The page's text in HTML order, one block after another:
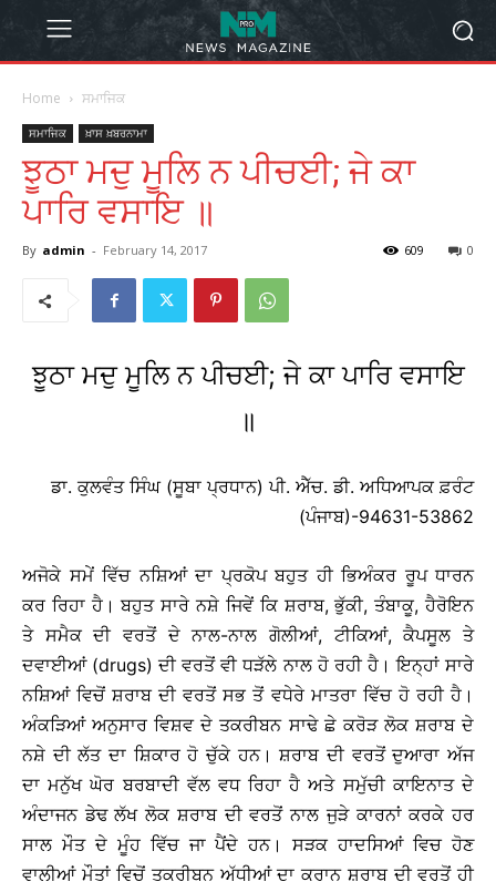
Home ਸਮਾਜਿਕ
ਸਮਾਜਿਕ ਖ਼ਾਸ ਖ਼ਬਰਨਾਮਾ
ਝੂਠਾ ਮਦੁ ਮੂਲਿ ਨ ਪੀਚਈ; ਜੇ ਕਾ
ਪਾਰਿ ਵਸਾਇ ॥
By admin - February 14, 2017 0
609
ਝੂਠਾ ਮਦੁ ਮੂਲਿ ਨ ਪੀਚਈ; ਜੇ ਕਾ ਪਾਰਿ ਵਸਾਇ
॥
ਡਾ. ਕੁਲਵੰਤ ਸਿੰਘ (ਸੂਬਾ ਪ੍ਰਧਾਨ) ਪੀ. ਐੱਚ. ਡੀ. ਅਧਿਆਪਕ ਫ਼ਰੰਟ
(ਪੰਜਾਬ)-94631-53862
ਅਜੋਕੇ ਸਮੇਂ ਵਿੱਚ ਨਸ਼ਿਆਂ ਦਾ ਪ੍ਰਕੋਪ ਬਹੁਤ ਹੀ ਭਿਅੰਕਰ ਰੂਪ ਧਾਰਨ
ਕਰ ਰਿਹਾ ਹੈ। ਬਹੁਤ ਸਾਰੇ ਨਸ਼ੇ ਜਿਵੇਂ ਕਿ ਸ਼ਰਾਬ, ਭੁੱਕੀ, ਤੰਬਾਕੂ, ਹੈਰੋਇਨ
ਤੇ ਸਮੈਕ ਦੀ ਵਰਤੋਂ ਦੇ ਨਾਲ-ਨਾਲ ਗੋਲੀਆਂ, ਟੀਕਿਆਂ, ਕੈਪਸੂਲ ਤੇ
ਦਵਾਈਆਂ (drugs) ਦੀ ਵਰਤੋਂ ਵੀ ਧੜੱਲੇ ਨਾਲ ਹੋ ਰਹੀ ਹੈ। ਇਨ੍ਹਾਂ ਸਾਰੇ
ਨਸ਼ਿਆਂ ਵਿਚੋਂ ਸ਼ਰਾਬ ਦੀ ਵਰਤੋਂ ਸਭ ਤੋਂ ਵਧੇਰੇ ਮਾਤਰਾ ਵਿੱਚ ਹੋ ਰਹੀ ਹੈ।
ਅੰਕੜਿਆਂ ਅਨੁਸਾਰ ਵਿਸ਼ਵ ਦੇ ਤਕਰੀਬਨ ਸਾਢੇ ਛੇ ਕਰੋੜ ਲੋਕ ਸ਼ਰਾਬ ਦੇ
ਨਸ਼ੇ ਦੀ ਲੱਤ ਦਾ ਸ਼ਿਕਾਰ ਹੋ ਚੁੱਕੇ ਹਨ। ਸ਼ਰਾਬ ਦੀ ਵਰਤੋਂ ਦੁਆਰਾ ਅੱਜ
ਦਾ ਮਨੁੱਖ ਘੋਰ ਬਰਬਾਦੀ ਵੱਲ ਵਧ ਰਿਹਾ ਹੈ ਅਤੇ ਸਮੁੱਚੀ ਕਾਇਨਾਤ ਦੇ
ਅੰਦਾਜਨ ਡੇਢ ਲੱਖ ਲੋਕ ਸ਼ਰਾਬ ਦੀ ਵਰਤੋਂ ਨਾਲ ਜੁੜੇ ਕਾਰਨਾਂ ਕਰਕੇ ਹਰ
ਸਾਲ ਮੌਤ ਦੇ ਮੂੰਹ ਵਿੱਚ ਜਾ ਪੈਂਦੇ ਹਨ। ਸੜਕ ਹਾਦਸਿਆਂ ਵਿਚ ਹੋਣ
ਵਾਲੀਆਂ ਮੌਤਾਂ ਵਿਚੋਂ ਤਕਰੀਬਨ ਅੱਧੀਆਂ ਦਾ ਕਰਾਨ ਸ਼ਰਾਬ ਦੀ ਵਰਤੋਂ ਹੀ